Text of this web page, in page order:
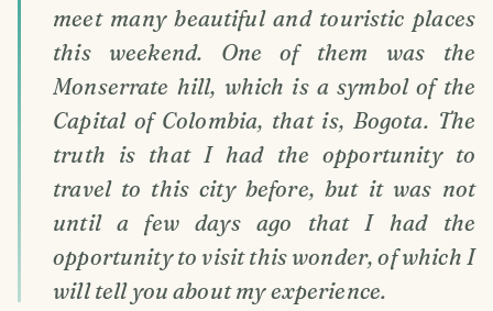
meet many beautiful and touristic places
this weekend. One of them was the
Monserrate hill, which is a symbol of the
Capital of Colombia, that is, Bogota. The
truth is that I had the opportunity to
travel to this city before, but it was not
until a few days ago that I had the
opportunity to visit this wonder, of which I
will tell you about my experience.